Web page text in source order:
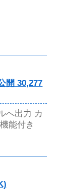
開 30,277
へ出力 カ
能付き